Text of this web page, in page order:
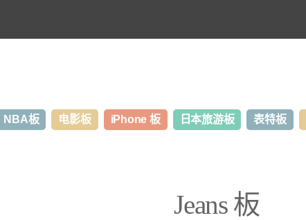
NBA板 电影板 iPhone 板 日本旅游板 表特板
Jeans 板